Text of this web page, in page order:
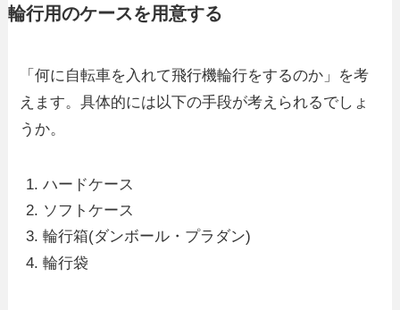
輪行用のケースを用意する
「何に自転車を入れて飛行機輪行をするのか」を考
えます。具体的には以下の手段が考えられるでしょ
うか。
ハードケース
ソフトケース
輪行箱(ダンボール・プラダン)
輪行袋